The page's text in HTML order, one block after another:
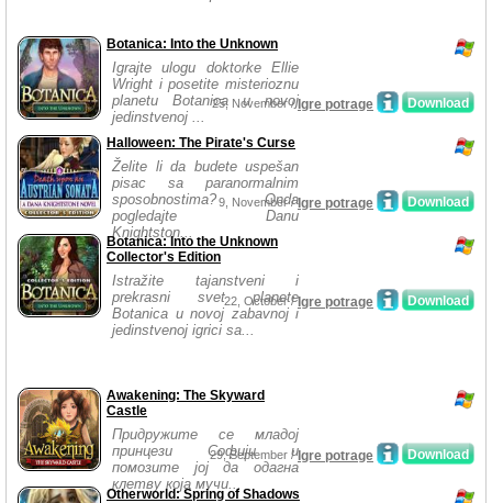
Botanica: Into the Unknown
Igrajte ulogu doktorke Ellie
Wright i posetite misterioznu
planetu Botanica u novoj
jedinstvenoj ...
Download
25, November /Igre potrage
Halloween: The Pirate's Curse
Želite li da budete uspešan
pisac sa paranormalnim
sposobnostima? Onda
pogledajte Danu
Knightston...
Download
9, November /Igre potrage
Botanica: Into the Unknown
Collector's Edition
Istražite tajanstveni i
prekrasni svet planete
Botanica u novoj zabavnoj i
jedinstvenoj igrici sa...
Download
22, October /Igre potrage
Awakening: The Skyward
Castle
Придружите се младој
принцези Софији и
помозите јој да одагна
клетву која мучи...
Download
29, September /Igre potrage
Otherworld: Spring of Shadows